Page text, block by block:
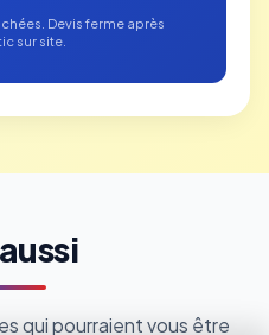
Devis ferme après
sur site.
qui pourraient vous être